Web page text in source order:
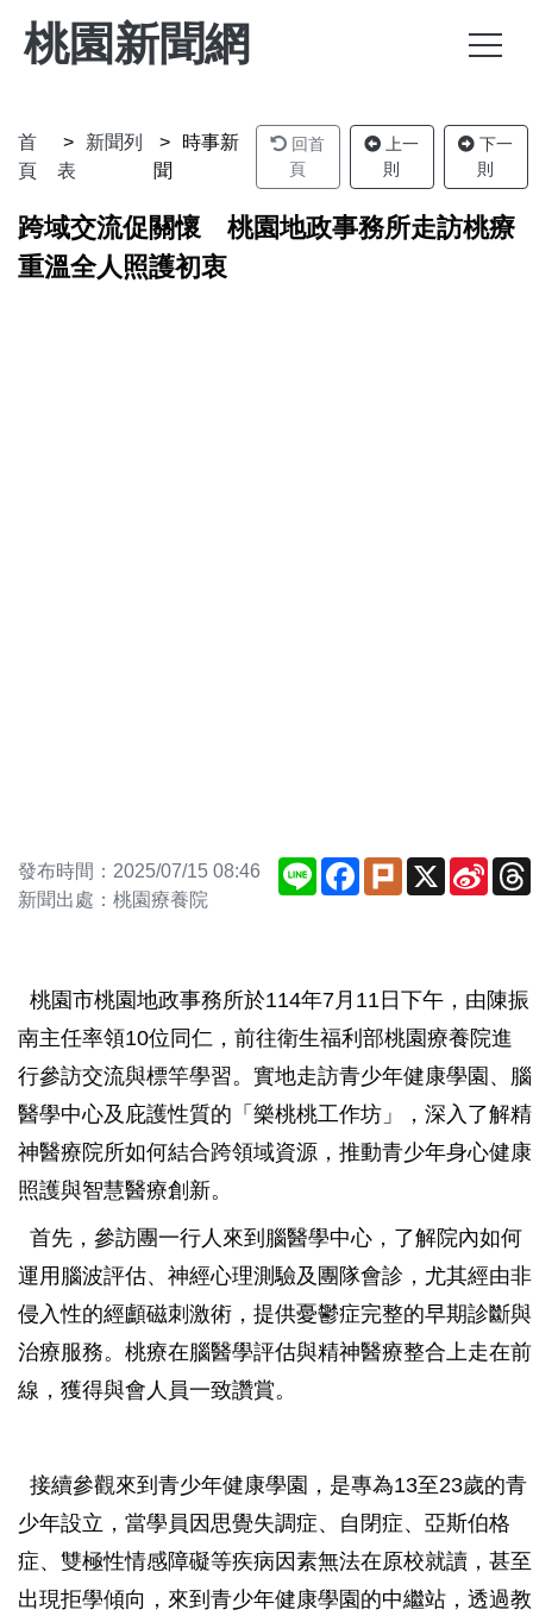
桃園新聞網
首
頁
新聞列
表
時事新
聞
回首
頁
上一
則
下一
則
跨域交流促關懷 桃園地政事務所走訪桃療
重溫全人照護初衷
發布時間：2025/07/15 08:46
新聞出處：桃園療養院
Line Facebook
Plurk X
Sina
桃園市桃園地政事務所於114年7月11日下午，由陳振
南主任率領10位同仁，前往衛生福利部桃園療養院進
行參訪交流與標竿學習。實地走訪青少年健康學園、腦
醫學中心及庇護性質的「樂桃桃工作坊」，深入了解精
神醫療院所如何結合跨領域資源，推動青少年身心健康
照護與智慧醫療創新。
首先，參訪團一行人來到腦醫學中心，了解院內如何
運用腦波評估、神經心理測驗及團隊會診，尤其經由非
侵入性的經顱磁刺激術，提供憂鬱症完整的早期診斷與
治療服務。桃療在腦醫學評估與精神醫療整合上走在前
線，獲得與會人員一致讚賞。
接續參觀來到青少年健康學園，是專為13至23歲的青
少年設立，當學員因思覺失調症、自閉症、亞斯伯格
症、雙極性情感障礙等疾病因素無法在原校就讀，甚至
出現拒學傾向，來到青少年健康學園的中繼站，透過教